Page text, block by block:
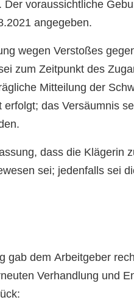
voraussichtliche
angegeben.
wegen Verstoßes
zum Zeitpunkt des
Mitteilung der
das Versäumnis
dass die Klägerin
sei; jedenfalls sei
gab dem Arbeitgeber
Verhandlung und